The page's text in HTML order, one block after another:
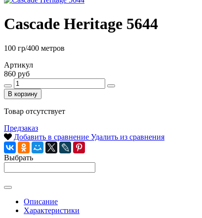
Cascade Heritage 5644
100 гр/400 метров
Артикул
860 руб
В корзину
Товар отсутствует
Предзаказ
Добавить в сравнение Удалить из сравнения
Выбрать
Описание
Характеристики